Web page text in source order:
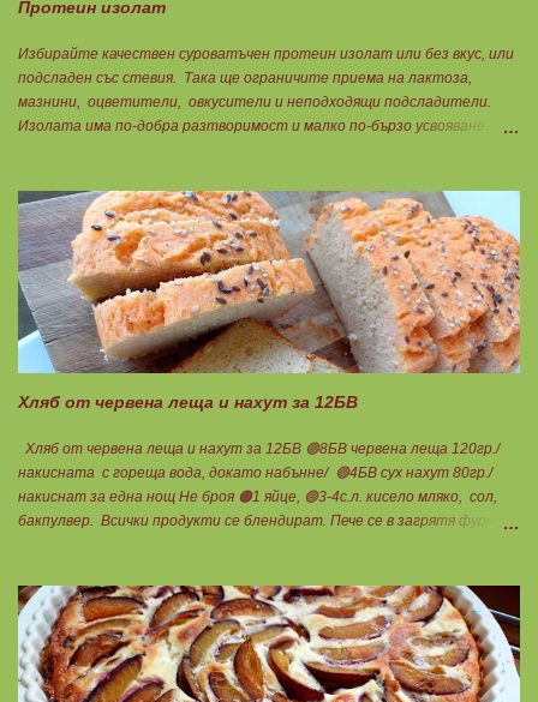
Протеин изолат
Избирайте качествен суроватъчен протеин изолат или без вкус, или
подсладен със стевия. Така ще ограничите приема на лактоза,
мазнини, оцветители, овкусители и неподходящи подсладители.
Изолата има по-добра разтворимост и малко по-бързо усвояване.
филтрация при качествените продукти отстранява млечната захар
и по този начин се избягват проблемите със алергии, задържане на
вода, подуване на стомаха, диария или друг тип дискомфорт.
Хляб от червена леща и нахут за 12БВ
Хляб от червена леща и нахут за 12БВ 🟢8БВ червена леща 120гр./
накисната с гореща вода, докато набънне/ 🟢4БВ сух нахут 80гр./
накиснат за една нощ Не броя 🟠1 яйце, 🟢3-4с.л. кисело мляко, сол,
бакпулвер. Всички продукти се блендират. Пече се в загрятя фурна